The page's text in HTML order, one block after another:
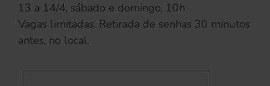
13 a 14/4, sábado e domingo, 10h
Vagas limitadas. Retirada de senhas 30 minutos
antes, no local.